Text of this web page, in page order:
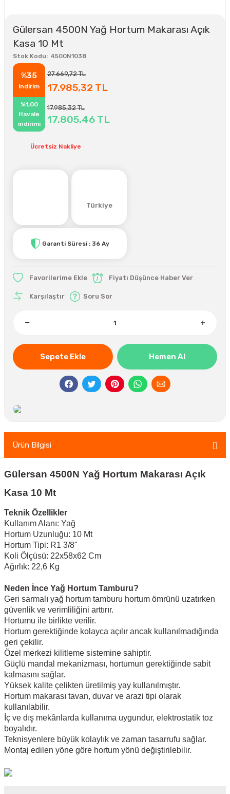
Gülersan 4500N Yağ Hortum Makarası Açık
Kasa 10 Mt
Stok Kodu 4500N1038
%35
indirim
27.669,72 TL
17.985,32 TL
%1,00
Havale
indirimi
17.985,32 TL
17.805,46 TL
Ücretsiz Nakliye
Türkiye
Garanti Süresi : 36 Ay
Fiyatı Düşünce Haber Ver
Karşılaştır Soru Sor
Sepete Ekle Hemen Al
Ürün Bilgisi
Gülersan 4500N Yağ Hortum Makarası Açık
Kasa 10 Mt
Teknik Özellikler
Kullanım Alanı: Yağ
Hortum Uzunluğu: 10 Mt
Hortum Tipi: R1 3/8"
Koli Ölçüsü: 22x58x62 Cm
Ağırlık: 22,6 Kg
Neden İnce Yağ Hortum Tamburu?
Geri sarmalı yağ hortum tamburu hortum ömrünü uzatırken
güvenlik ve verimliliğini arttırır.
Hortumu ile birlikte verilir.
Hortum gerektiğinde kolayca açılır ancak kullanılmadığında
geri çekilir.
Özel merkezi kilitleme sistemine sahiptir.
Güçlü mandal mekanizması, hortumun gerektiğinde sabit
kalmasını sağlar.
Yüksek kalite çelikten üretilmiş yay kullanılmıştır.
Hortum makarası tavan, duvar ve arazi tipi olarak
kullanılabilir.
İç ve dış mekânlarda kullanıma uygundur, elektrostatik toz
boyalıdır.
Teknisyenlere büyük kolaylık ve zaman tasarrufu sağlar.
Montaj edilen yöne göre hortum yönü değiştirilebilir.